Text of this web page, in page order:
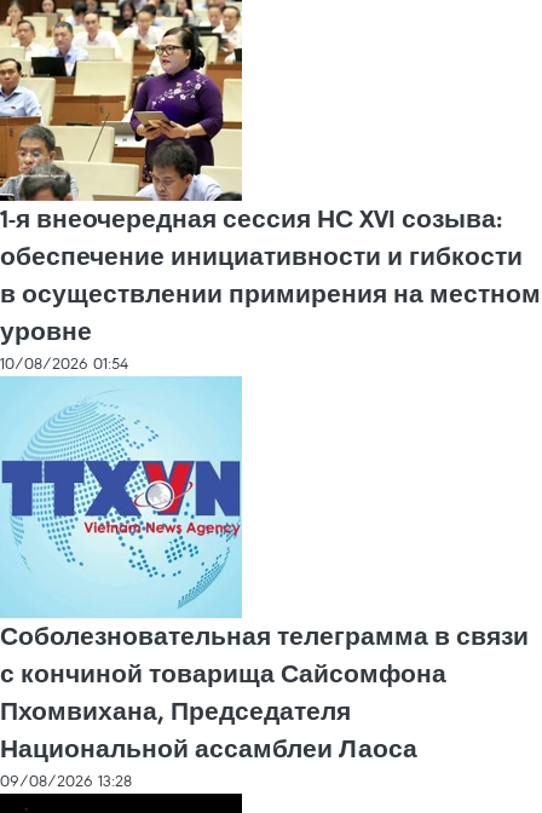
1-я внеочередная сессия НС XVI созыва:
обеспечение инициативности и гибкости
в осуществлении примирения на местном
уровне
10/08/2026 01:54
Соболезновательная телеграмма в связи
с кончиной товарища Сайсомфона
Пхомвихана, Председателя
Национальной ассамблеи Лаоса
09/08/2026 13:28